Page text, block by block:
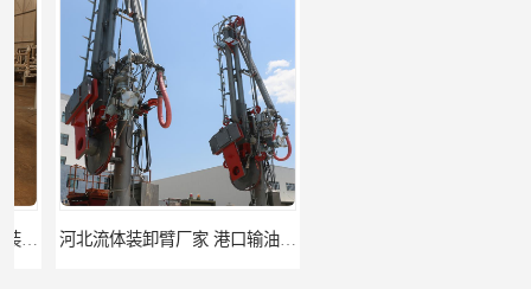
河北流体装卸臂厂家 港口输油臂 节能环保